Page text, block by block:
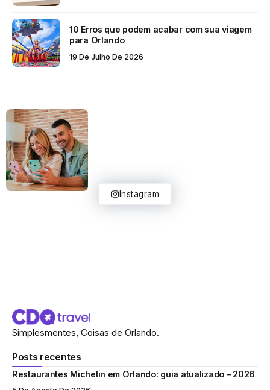
10 Erros que podem acabar com sua viagem
para Orlando
19 De Julho De 2026
Instagram
Simplesmentes, Coisas de Orlando.
Posts recentes
Restaurantes Michelin em Orlando: guia atualizado – 2026